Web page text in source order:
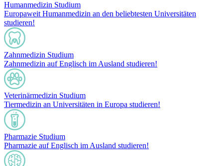
Humanmedizin Studium
Europaweit Humanmedizin an den beliebtesten Universitäten
studieren!
Zahnmedizin Studium
Zahnmedizin auf Englisch im Ausland studieren!
Veterinärmedizin Studium
Tiermedizin an Universitäten in Europa studieren!
Pharmazie Studium
Pharmazie auf Englisch im Ausland studieren!